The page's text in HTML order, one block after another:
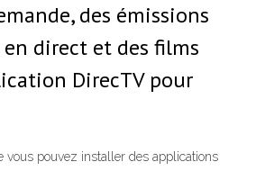
des émissions
direct et des films
DirecTV pour
vous pouvez installer des applications